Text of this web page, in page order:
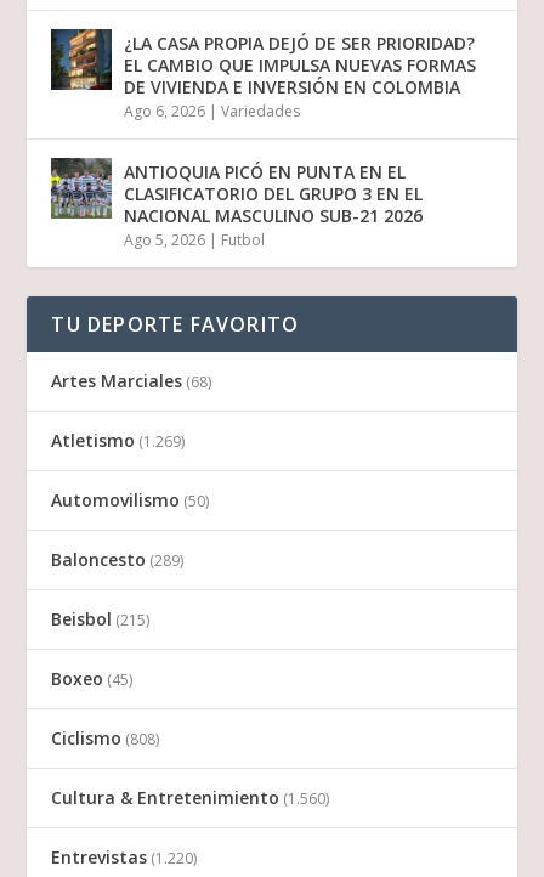
¿LA CASA PROPIA DEJÓ DE SER PRIORIDAD?
EL CAMBIO QUE IMPULSA NUEVAS FORMAS
DE VIVIENDA E INVERSIÓN EN COLOMBIA
Ago 6, 2026 |Variedades
ANTIOQUIA PICÓ EN PUNTA EN EL
CLASIFICATORIO DEL GRUPO 3 EN EL
NACIONAL MASCULINO SUB-21 2026
Ago 5, 2026 | Futbol
TU DEPORTE FAVORITO
Artes Marciales (68)
Atletismo (1.269)
Automovilismo (50)
Baloncesto (289)
Beisbol (215)
Boxeo (45)
Ciclismo (808)
Cultura & Entretenimiento (1.560)
Entrevistas (1.220)